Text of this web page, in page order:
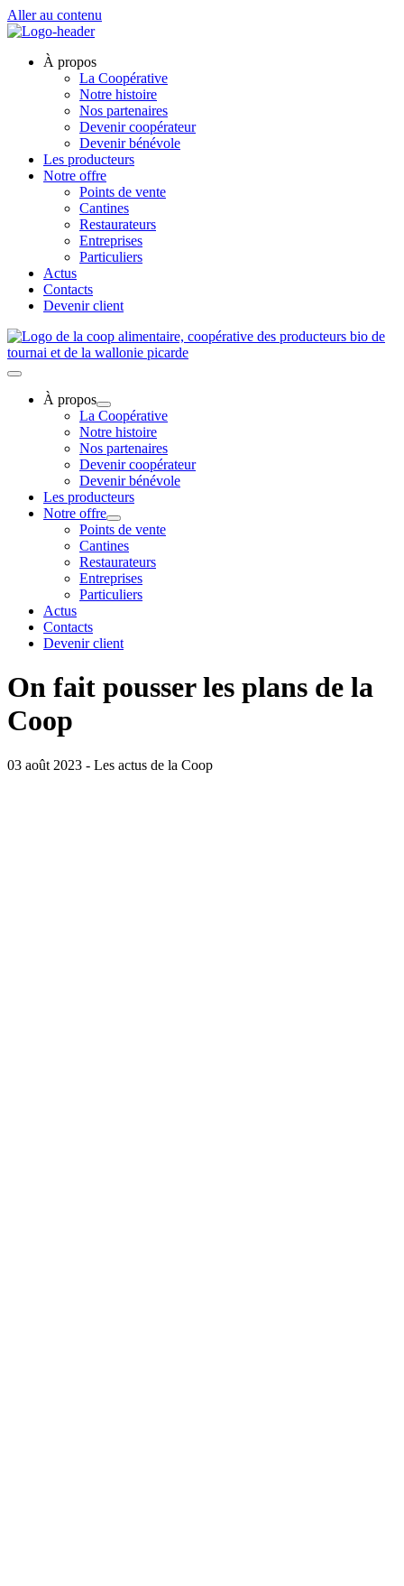
Aller au contenu
À propos
La Coopérative
Notre histoire
Nos partenaires
Devenir coopérateur
Devenir bénévole
Les producteurs
Notre offre
Points de vente
Cantines
Restaurateurs
Entreprises
Particuliers
Actus
Contacts
Devenir client
À propos
La Coopérative
Notre histoire
Nos partenaires
Devenir coopérateur
Devenir bénévole
Les producteurs
Notre offre
Points de vente
Cantines
Restaurateurs
Entreprises
Particuliers
Actus
Contacts
Devenir client
On fait pousser les plans de la
Coop
03 août 2023 - Les actus de la Coop